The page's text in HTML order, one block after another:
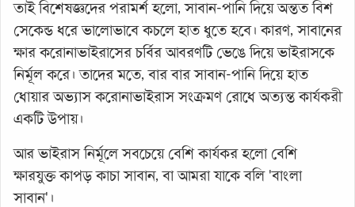
তাই বিশেষজ্ঞদের পরামর্শ হলো, সাবান-পানি দিয়ে অন্তত বিশ
সেকেন্ড ধরে ভালোভাবে কচলে হাত ধুতে হবে। কারণ, সাবানের
ক্ষার করোনাভাইরাসের চর্বির আবরণটি ভেঙে দিয়ে ভাইরাসকে
নির্মূল করে। তাদের মতে, বার বার সাবান-পানি দিয়ে হাত
ধোয়ার অভ্যাস করোনাভাইরাস সংক্রমণ রোধে অত্যন্ত কার্যকরী
একটি উপায়।
আর ভাইরাস নির্মূলে সবচেয়ে বেশি কার্যকর হলো বেশি
ক্ষারযুক্ত কাপড় কাচা সাবান, বা আমরা যাকে বলি 'বাংলা
সাবান'।